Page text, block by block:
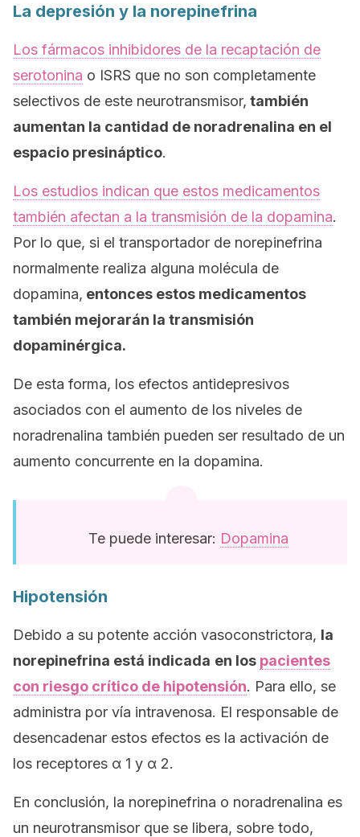
La depresión y la norepinefrina
Los fármacos inhibidores de la recaptación de
serotonina o ISRS que no son completamente
selectivos de este neurotransmisor, también
aumentan la cantidad de noradrenalina en el
espacio presináptico.
Los estudios indican que estos medicamentos
también afectan a la transmisión de la dopamina.
Por lo que, si el transportador de norepinefrina
normalmente realiza alguna molécula de
dopamina, entonces estos medicamentos
también mejorarán la transmisión
dopaminérgica.
De esta forma, los efectos antidepresivos
asociados con el aumento de los niveles de
noradrenalina también pueden ser resultado de un
aumento concurrente en la dopamina.
Te puede interesar: Dopamina
Hipotensión
Debido a su potente acción vasoconstrictora, la
norepinefrina está indicada en los pacientes
con riesgo crítico de hipotensión. Para ello, se
administra por vía intravenosa. El responsable de
desencadenar estos efectos es la activación de
los receptores α 1 y α 2.
En conclusión, la norepinefrina o noradrenalina es
un neurotransmisor que se libera, sobre todo,